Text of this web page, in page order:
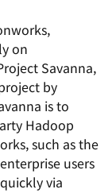
on
Savanna,
by
is to
Hadoop
such as the
users
via